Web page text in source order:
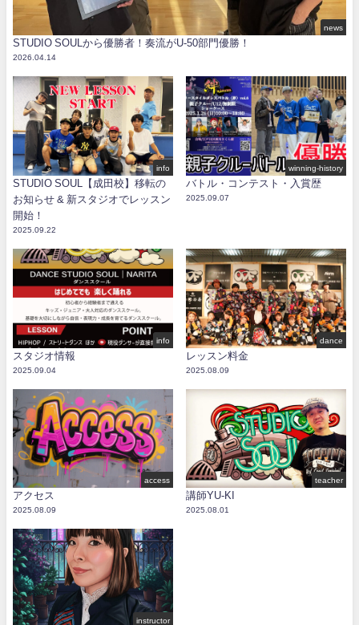
news
STUDIO SOULから優勝者！奏流がU-50部門優勝！
2026.04.14
info
STUDIO SOUL【成田校】移転の
お知らせ & 新スタジオでレッスン
開始！
2025.09.22
winning-history
バトル・コンテスト・入賞歴
2025.09.07
info
スタジオ情報
2025.09.04
dance
レッスン料金
2025.08.09
access
アクセス
2025.08.09
teacher
講師YU-KI
2025.08.01
instructor